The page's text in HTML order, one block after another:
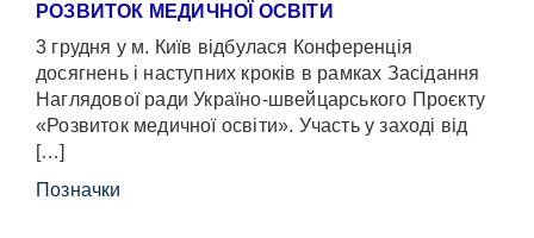
РОЗВИТОК МЕДИЧНОЇ ОСВІТИ
3 грудня у м. Київ відбулася Конференція
досягнень і наступних кроків в рамках Засідання
Наглядової ради Україно-швейцарського Проєкту
«Розвиток медичної освіти». Участь у заході від
[…]
Позначки